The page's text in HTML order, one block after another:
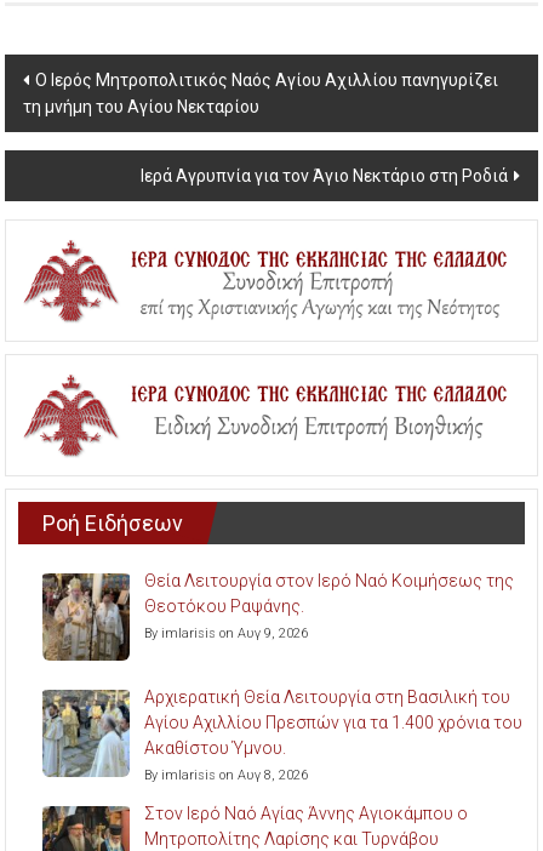
Post
navigation
Ο Ιερός Μητροπολιτικός Ναός Αγίου Αχιλλίου πανηγυρίζει
τη μνήμη του Αγίου Νεκταρίου
Ιερά Αγρυπνία για τον Άγιο Νεκτάριο στη Ροδιά
Ροή Ειδήσεων
Θεία Λειτουργία στον Ιερό Ναό Κοιμήσεως της
Θεοτόκου Ραψάνης.
By imlarisis on Αυγ 9, 2026
Αρχιερατική Θεία Λειτουργία στη Βασιλική του
Αγίου Αχιλλίου Πρεσπών για τα 1.400 χρόνια του
Ακαθίστου Ύμνου.
By imlarisis on Αυγ 8, 2026
Στον Ιερό Ναό Αγίας Άννης Αγιοκάμπου ο
Μητροπολίτης Λαρίσης και Τυρνάβου